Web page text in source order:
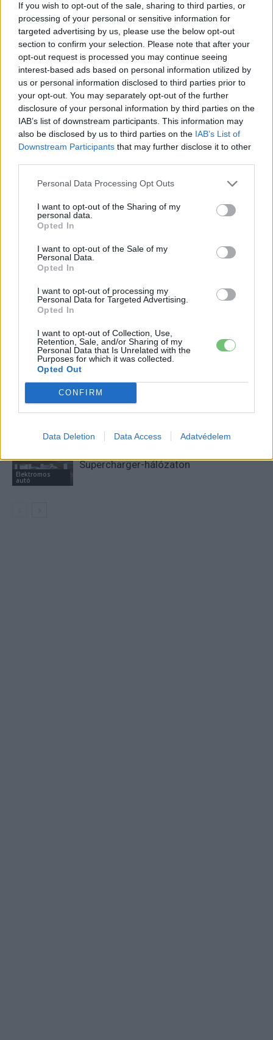
If you wish to opt-out of the sale, sharing to third parties, or
processing of your personal or sensitive information for
targeted advertising by us, please use the below opt-out
section to confirm your selection. Please note that after your
opt-out request is processed you may continue seeing
interest-based ads based on personal information utilized by
us or personal information disclosed to third parties prior to
your opt-out. You may separately opt-out of the further
disclosure of your personal information by third parties on the
IAB’s list of downstream participants. This information may
also be disclosed by us to third parties on the IAB’s List of
Downstream Participants that may further disclose it to other
Personal Data Processing Opt Outs
I want to opt-out of the Sharing of my
personal data.
Opted In
I want to opt-out of the Sale of my
Personal Data.
Opted In
I want to opt-out of processing my
Personal Data for Targeted Advertising.
Opted In
I want to opt-out of Collection, Use,
Retention, Sale, and/or Sharing of my
Personal Data that Is Unrelated with the
Purposes for which it was collected.
Opted Out
CONFIRM
Data Deletion Data Access Adatvédelem
e-cars.hu
Elektromosan közlekedsz, vagy a váltáson töprengsz?
Érdekelnek a legfrissebb hírek az e-autók világából, vagy
foglalkoztatnak a legújabb fejlesztések az elektromosság és a
fenntarthatóság területén? Akkor jó helyen jársz!
KAPCSOLÓDÓ CIKKEK TÖBB A SZERZŐTŐL
Akkumulátor
28 százalékkal több energiát tárol, és
felforgathatja a piacot: kész az első
Tesla Megapack 3
Elektromos
Amíg Európa áramhiánytól tart, Texas
bevetett egy 500 MWh-s Tesla
Elektromos
autó
Supercharger-hálózaton